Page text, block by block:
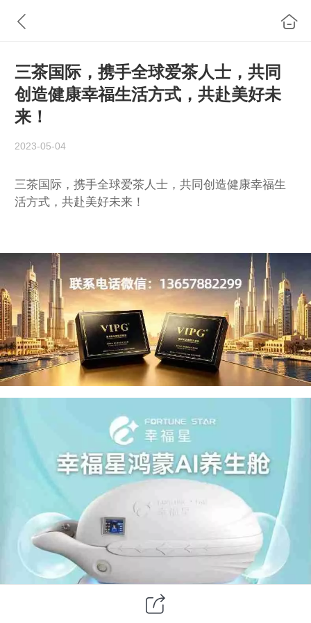
三茶国际，携手全球爱茶人士，共同
创造健康幸福生活方式，共赴美好未
来！
2023-05-04
三茶国际，携手全球爱茶人士，共同创造健康幸福生
活方式，共赴美好未来！